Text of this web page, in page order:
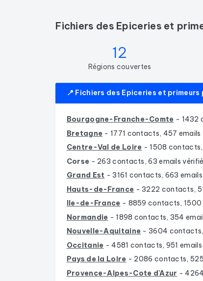
Fichiers des Epiceries et
12
Régions couvertes
📍 Fichiers des Epiceries et
Bourgogne-Franche-Comte - 1432
Bretagne - 1771 contacts, 457 emails
Centre-Val de Loire - 1508 contacts,
Corse - 263 contacts, 63 emails
Grand Est - 3161 contacts, 663
Hauts-de-France - 3222 contacts,
Ile-de-France - 8859 contacts, 1500
Normandie - 1898 contacts, 354
Nouvelle-Aquitaine - 3604 contacts,
Occitanie - 4581 contacts, 951 emails
Pays de la Loire - 2086 contacts,
Provence-Alpes-Cote d'Azur -